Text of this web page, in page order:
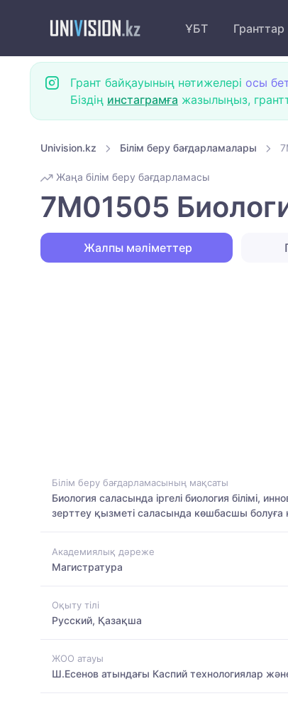
ҰБТ Гранттар
Грант байқауының нәтижелері осы
Біздің инстаграмға жазылыңыз,
Univision.kz Білім беру бағдарламалары
Жаңа білім беру бағдарламасы
7M01505
Жалпы мәліметтер
Білім беру бағдарламасының мақсаты
Биология саласында іргелі биология білімі,
зерттеу қызметі саласында көшбасшы
Академиялық дәреже
Магистратура
Оқыту тілі
Русский, Қазақша
ЖОО атауы
Ш.Есенов атындағы Каспий технологиялар